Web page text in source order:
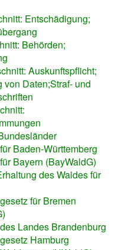
Entschädigung;
Behörden;
Auskunftspflicht;
von Daten;Straf- und
Baden-Württemberg
Bayern (BayWaldG)
des Waldes für
für Bremen
Landes Brandenburg
Hamburg